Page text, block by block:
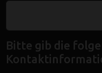
Bitte gib die